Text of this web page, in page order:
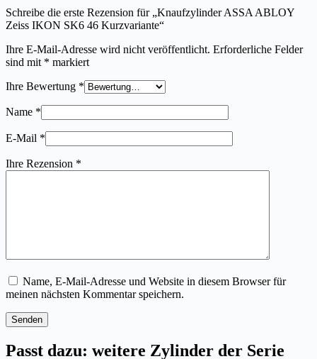
Schreibe die erste Rezension für „Knaufzylinder ASSA ABLOY
Zeiss IKON SK6 46 Kurzvariante“
Ihre E-Mail-Adresse wird nicht veröffentlicht. Erforderliche Felder
sind mit * markiert
Ihre Bewertung *
Name *
E-Mail *
Ihre Rezension *
Name, E-Mail-Adresse und Website in diesem Browser für
meinen nächsten Kommentar speichern.
Senden
Passt dazu: weitere Zylinder der Serie